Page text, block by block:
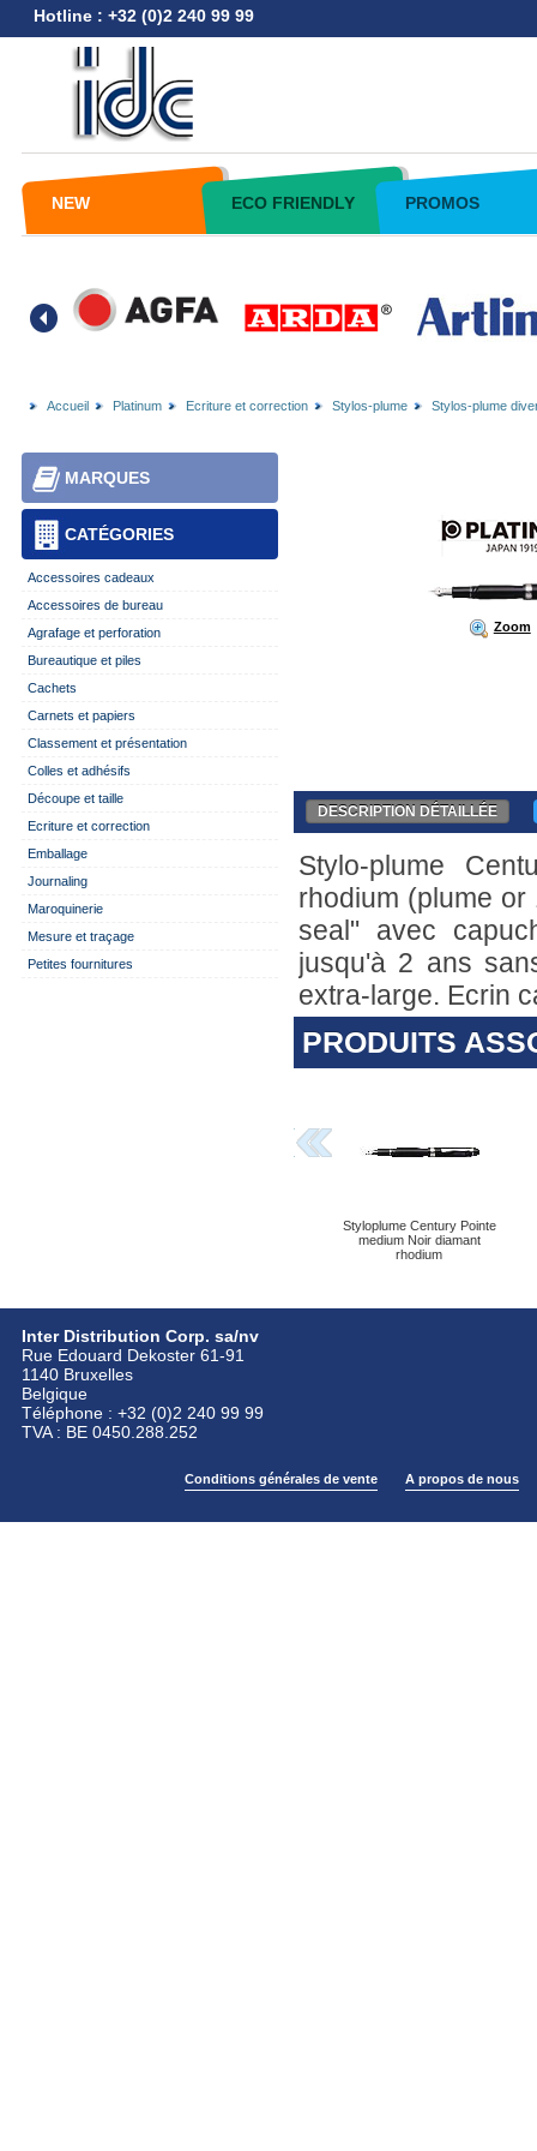
Hotline : +32 (0)2 240 99 99
NEW ECO FRIENDLY PROMOS
Accueil Platinum Ecriture et correction Stylos-plume Stylos-plume
CATÉGORIES
MARQUES
Accessoires cadeaux
Accessoires de bureau
Agrafage et perforation
Bureautique et piles
Cachets
Carnets et papiers
Classement et présentation
Colles et adhésifs
Découpe et taille
Ecriture et correction
Emballage
Journaling
Maroquinerie
Mesure et traçage
Petites fournitures
Zoom
DESCRIPTION DÉTAILLÉE
Stylo-plume
rhodium (plume
seal" avec
jusqu'à 2 ans
extra-large. Ecrin
PRODUITS
Styloplume Century Pointe
medium Noir diamant
rhodium
Inter Distribution Corp. sa/nv
Rue Edouard Dekoster 61-91
1140 Bruxelles
Belgique
Téléphone : +32 (0)2 240 99 99
TVA : BE 0450.288.252
Conditions générales de vente A propos de nous